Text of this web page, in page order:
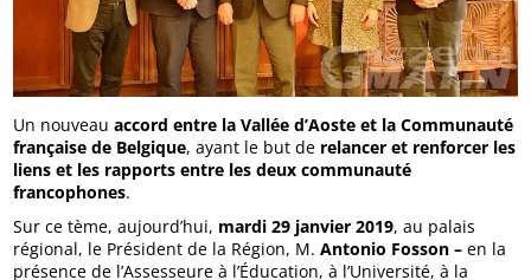
Un nouveauaccord entre la Vallée d’Aoste et la Communauté
française de Belgique, ayant le but de relancer et renforcer les
liens et les rapports entre les deux communauté
francophones.
Sur ce tème, aujourd’hui, mardi 29 janvier 2019, au palais
régional, le Président de la Région, M.Antonio Fosson –en la
présence de l’Assesseure à l’Éducation, à l’Université, à la